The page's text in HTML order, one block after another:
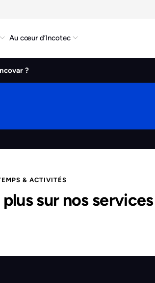
Au cœur d’Incotec
?
& ACTIVITÉS
sur nos services